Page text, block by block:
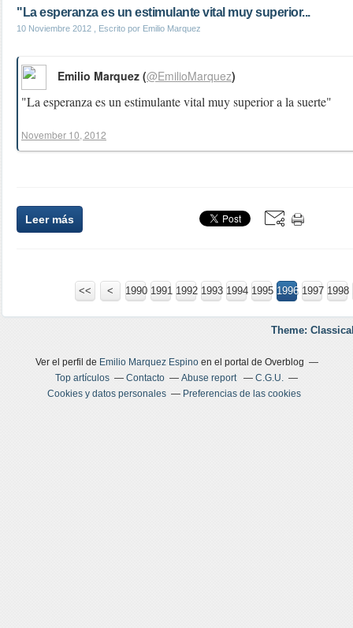
"La esperanza es un estimulante vital muy superior...
10 Noviembre 2012 , Escrito por Emilio Marquez
"La esperanza es un estimulante vital muy superior a la suerte"
Emilio Marquez (@EmilioMarquez)
November 10, 2012
Leer más
<< < 1900
1910
1920
1930
1940
1950
1960
1970
1980
1990 1991 1992 1993 1994 1995 1996 1997 1998
Theme:
Ver el perfil de Emilio Marquez Espinoen el portal de Overblog
Top artículos
Contacto Abuse report
C.G.U.
Cookies y datos personales
Preferencias de las cookies